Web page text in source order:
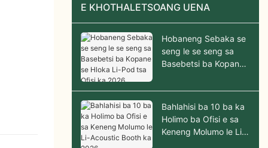
E KHOTHALETSOANG UENA
Hobaneng Sebaka se
seng le se seng sa
Basebetsi ba Kopane
Ofisi ka 2026
Bahlahisi ba 10 ba ka
Holimo ba Ofisi e sa
Keneng Molumo le Li-